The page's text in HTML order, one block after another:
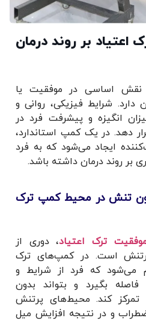
بر روند درمان
نقش اساسی در موفقیت یا
دارد. شرایط فیزیکی، روانی و
انگیزه و پیشرفت فرد در
دهد. در یک کمپ استاندارد،
ایجاد می‌شود که به فرد
بر روند درمان داشته باشد.
تنش در محیط کمپ ترک
ترک اعتیاد، دوری از
است. در کمپ‌های ترک
می‌شود که فرد از شرایط و
بگیرد و بتواند بدون
تمرکز کند. محیط‌های پرتنش
و در نتیجه افزایش میل